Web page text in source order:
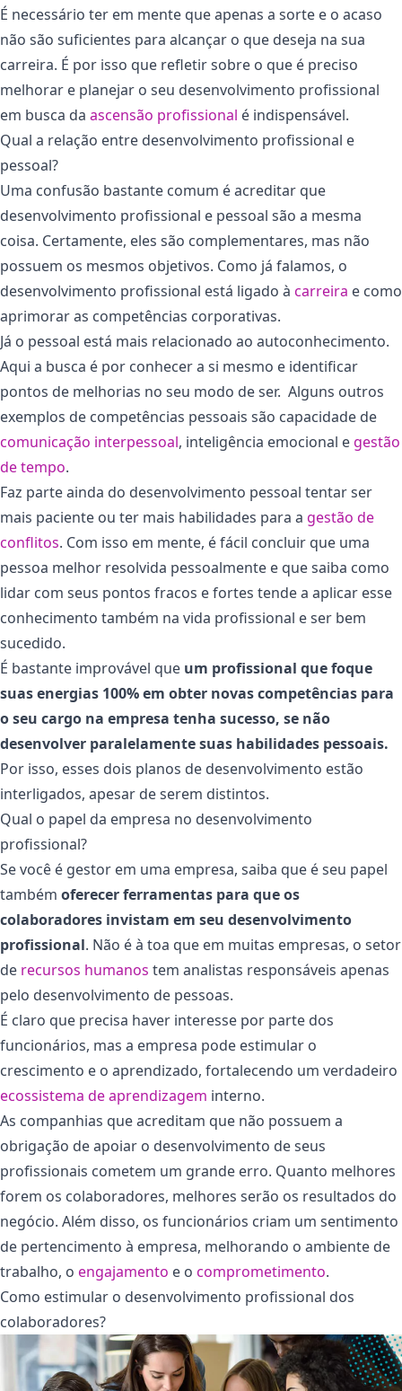
É necessário ter em mente que apenas a sorte e o acaso
não são suficientes para alcançar o que deseja na sua
carreira. É por isso que refletir sobre o que é preciso
melhorar e planejar o seu desenvolvimento profissional
em busca da ascensão profissional é indispensável.
Qual a relação entre desenvolvimento profissional e
pessoal?
Uma confusão bastante comum é acreditar que
desenvolvimento profissional e pessoal são a mesma
coisa. Certamente, eles são complementares, mas não
possuem os mesmos objetivos. Como já falamos, o
desenvolvimento profissional está ligado à carreira e como
aprimorar as competências corporativas.
Já o pessoal está mais relacionado ao autoconhecimento.
Aqui a busca é por conhecer a si mesmo e identificar
pontos de melhorias no seu modo de ser. Alguns outros
exemplos de competências pessoais são capacidade de
comunicação interpessoal, inteligência emocional e gestão
de tempo.
Faz parte ainda do desenvolvimento pessoal tentar ser
mais paciente ou ter mais habilidades para a gestão de
conflitos. Com isso em mente, é fácil concluir que uma
pessoa melhor resolvida pessoalmente e que saiba como
lidar com seus pontos fracos e fortes tende a aplicar esse
conhecimento também na vida profissional e ser bem
sucedido.
É bastante improvável que um profissional que foque
suas energias 100% em obter novas competências para
o seu cargo na empresa tenha sucesso, se não
desenvolver paralelamente suas habilidades pessoais.
Por isso, esses dois planos de desenvolvimento estão
interligados, apesar de serem distintos.
Qual o papel da empresa no desenvolvimento
profissional?
Se você é gestor em uma empresa, saiba que é seu papel
também oferecer ferramentas para que os
colaboradores invistam em seu desenvolvimento
profissional. Não é à toa que em muitas empresas, o setor
de recursos humanos tem analistas responsáveis apenas
pelo desenvolvimento de pessoas.
É claro que precisa haver interesse por parte dos
funcionários, mas a empresa pode estimular o
crescimento e o aprendizado, fortalecendo um verdadeiro
ecossistema de aprendizagem interno.
As companhias que acreditam que não possuem a
obrigação de apoiar o desenvolvimento de seus
profissionais cometem um grande erro. Quanto melhores
forem os colaboradores, melhores serão os resultados do
negócio. Além disso, os funcionários criam um sentimento
de pertencimento à empresa, melhorando o ambiente de
trabalho, o engajamento e o comprometimento.
Como estimular o desenvolvimento profissional dos
colaboradores?